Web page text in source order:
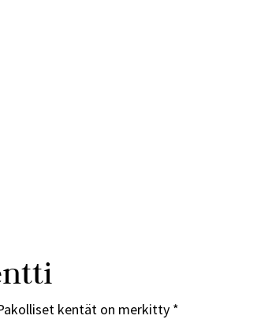
kentät on merkitty *